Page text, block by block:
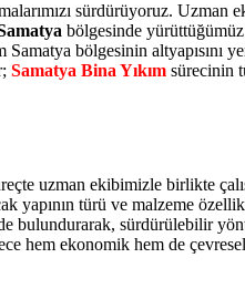
sürdürüyoruz.
bölgesinde yürüttüğümüz
bölgesinin altyapısını
Samatya Bina Yıkım sürecinin
uzman ekibimizle birlikte
yapının türü ve malzeme
bulundurarak, sürdürülebilir
hem ekonomik hem de